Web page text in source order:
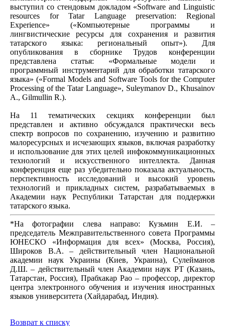
выступил со стендовым докладом «Software and Linguistic
resources for Tatar Language preservation: Regional
Experience» («Компьютерные программы и
лингвистические ресурсы для сохранения и развития
татарского языка: региональный опыт»). Для
опубликования в сборнике Трудов конференции
представлена статья: «Формальные модели и
программный инструментарий для обработки татарского
языка» («Formal Models and Software Tools for the Computer
Processing of the Tatar Language», Suleymanov D., Khusainov
A., Gilmullin R.).
На 11 тематических секциях конференции был
представлен и активно обсуждался практически весь
спектр вопросов по сохранению, изучению и развитию
малоресурсных и исчезающих языков, включая разработку
и использование для этих целей инфокоммуникационных
технологий и искусственного интеллекта. Данная
конференция еще раз убедительно показала актуальность,
перспективность исследований и высокий уровень
технологий и прикладных систем, разрабатываемых в
Академии наук Республики Татарстан для поддержки
татарского языка.
*На фотографии слева направо: Кузьмин Е.И. –
председатель Межправительственного совета Программы
ЮНЕСКО «Информация для всех» (Москва, Россия),
Широков В.А. – действительный член Национальной
академии наук Украины (Киев, Украина), Сулейманов
Д.Ш. – действительный член Академии наук РТ (Казань,
Татарстан, Россия), Прабхакар Рао – профессор, директор
центра электронного обучения и изучения иностранных
языков университета (Хайдарабад, Индия).
Возврат к списку